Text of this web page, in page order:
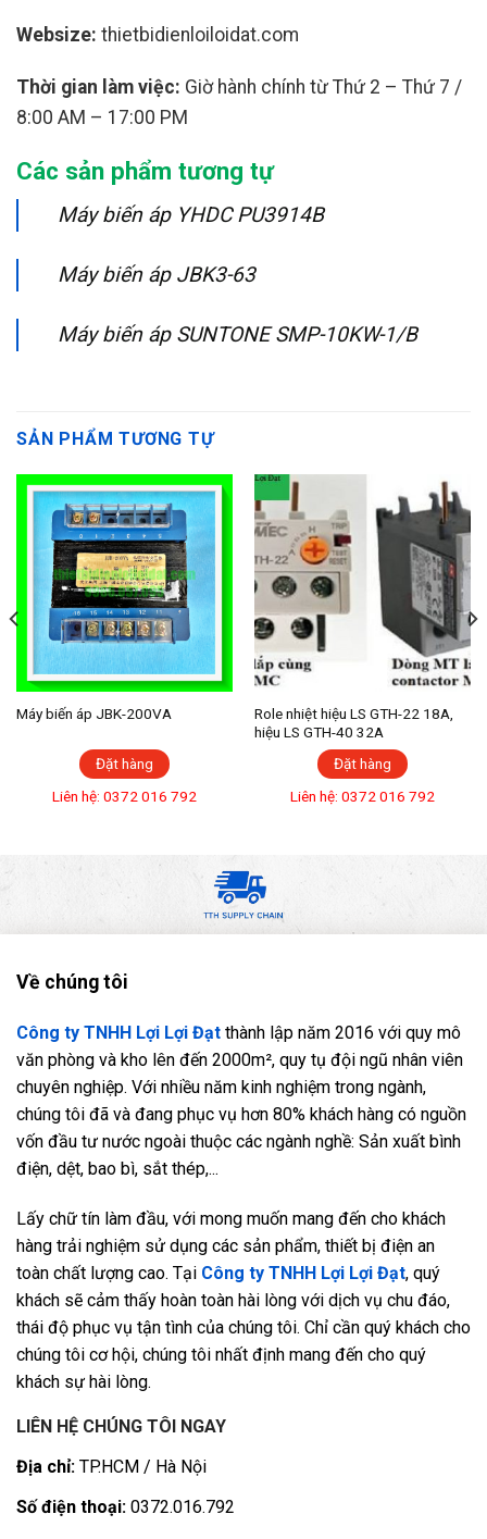
Websize: thietbidienloiloidat.com
Thời gian làm việc: Giờ hành chính từ Thứ 2 – Thứ 7 /
8:00 AM – 17:00 PM
Các sản phẩm tương tự
Máy biến áp YHDC PU3914B
Máy biến áp JBK3-63
Máy biến áp SUNTONE SMP-10KW-1/B
SẢN PHẨM TƯƠNG TỰ
Máy biến áp JBK-200VA
Đặt hàng
Liên hệ: 0372 016 792
Role nhiệt hiệu LS GTH-22 18A,
hiệu LS GTH-40 32A
Đặt hàng
Liên hệ: 0372 016 792
Về chúng tôi
Công ty TNHH Lợi Lợi Đạt thành lập năm 2016 với quy mô
văn phòng và kho lên đến 2000m², quy tụ đội ngũ nhân viên
chuyên nghiệp. Với nhiều năm kinh nghiệm trong ngành,
chúng tôi đã và đang phục vụ hơn 80% khách hàng có nguồn
vốn đầu tư nước ngoài thuộc các ngành nghề: Sản xuất bình
điện, dệt, bao bì, sắt thép,...
Lấy chữ tín làm đầu, với mong muốn mang đến cho khách
hàng trải nghiệm sử dụng các sản phẩm, thiết bị điện an
toàn chất lượng cao. Tại Công ty TNHH Lợi Lợi Đạt, quý
khách sẽ cảm thấy hoàn toàn hài lòng với dịch vụ chu đáo,
thái độ phục vụ tận tình của chúng tôi. Chỉ cần quý khách cho
chúng tôi cơ hội, chúng tôi nhất định mang đến cho quý
khách sự hài lòng.
LIÊN HỆ CHÚNG TÔI NGAY
Địa chỉ: TP.HCM / Hà Nội
Số điện thoại: 0372.016.792